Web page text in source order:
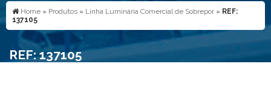
Home » Produtos » Linha Luminária Comercial de Sobrepor » REF:
137105
REF: 137105